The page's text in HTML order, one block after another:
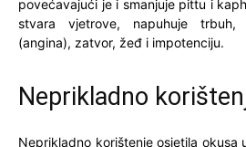
povećavajući je i smanjuje pittu i
stvara vjetrove, napuhuje
(angina), zatvor, žeđ i impotenciju.
Neprikladno
Neprikladno korištenje osjetila okusa